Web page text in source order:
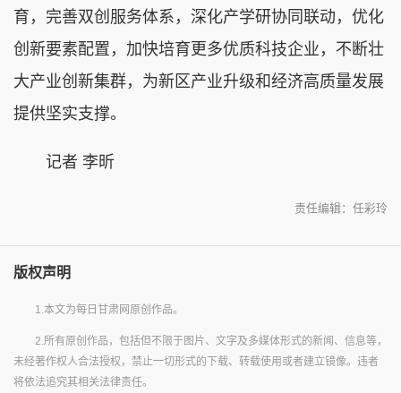
育，完善双创服务体系，深化产学研协同联动，优化
创新要素配置，加快培育更多优质科技企业，不断壮
大产业创新集群，为新区产业升级和经济高质量发展
提供坚实支撑。
记者 李昕
责任编辑：任彩玲
版权声明
1.本文为每日甘肃网原创作品。
2.所有原创作品，包括但不限于图片、文字及多媒体形式的新闻、信息等，
未经著作权人合法授权，禁止一切形式的下载、转载使用或者建立镜像。违者
将依法追究其相关法律责任。